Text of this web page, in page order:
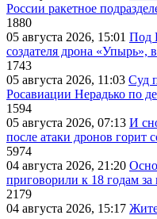
России ракетное
1880
05 августа 2026, 15:01 Под
создателя дрона «Упырь»,
1743
05 августа 2026, 11:03 Суд
Росавиации Нерадько по
1594
05 августа 2026, 07:13 И
после атаки дронов горит
5974
04 августа 2026, 21:20
приговорили к 18 годам
2179
04 августа 2026, 15:17